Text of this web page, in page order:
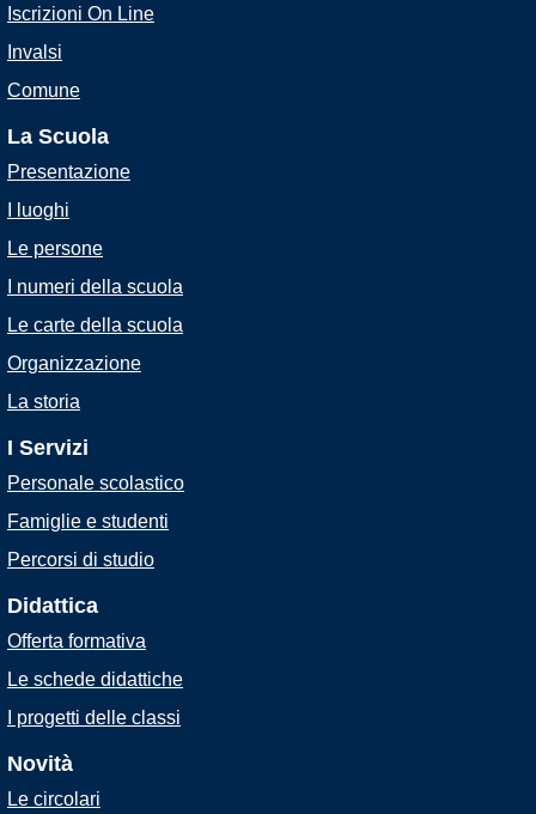
Iscrizioni On Line
Invalsi
Comune
La Scuola
Presentazione
I luoghi
Le persone
I numeri della scuola
Le carte della scuola
Organizzazione
La storia
I Servizi
Personale scolastico
Famiglie e studenti
Percorsi di studio
Didattica
Offerta formativa
Le schede didattiche
I progetti delle classi
Novità
Le circolari